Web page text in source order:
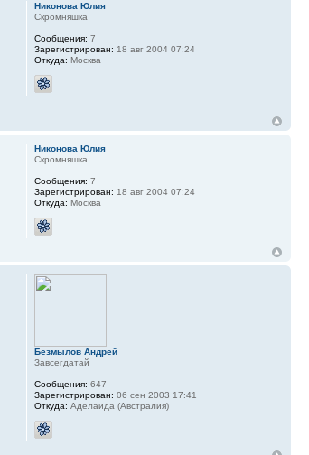
Никонова Юлия
Скромняшка
Сообщения: 7
Зарегистрирован: 18 авг 2004 07:24
Откуда: Москва
Никонова Юлия
Скромняшка
Сообщения: 7
Зарегистрирован: 18 авг 2004 07:24
Откуда: Москва
Безмылов Андрей
Завсегдатай
Сообщения: 647
Зарегистрирован: 06 сен 2003 17:41
Откуда: Аделаида (Австралия)